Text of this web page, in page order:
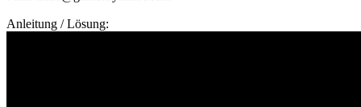
Anleitung / Lösung: